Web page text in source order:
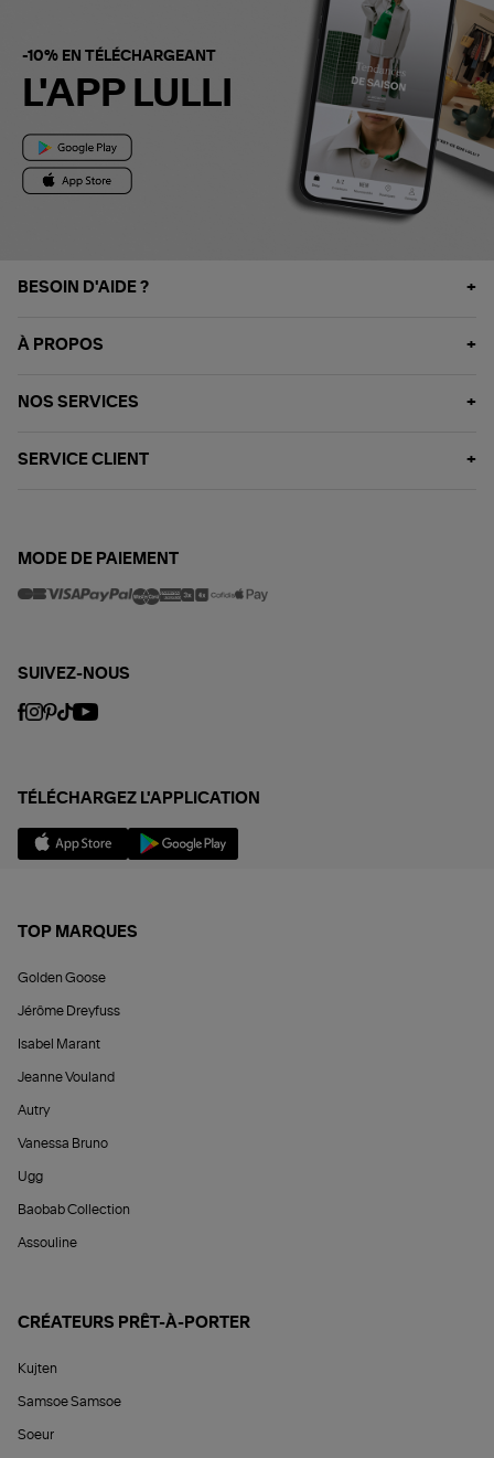
-10% EN TÉLÉCHARGEANT
L'APP LULLI
BESOIN D'AIDE ?
À PROPOS
NOS SERVICES
SERVICE CLIENT
MODE DE PAIEMENT
SUIVEZ-NOUS
TÉLÉCHARGEZ L'APPLICATION
TOP MARQUES
Golden Goose
Jérôme Dreyfuss
Isabel Marant
Jeanne Vouland
Autry
Vanessa Bruno
Ugg
Baobab Collection
Assouline
CRÉATEURS PRÊT-À-PORTER
Kujten
Samsoe Samsoe
Soeur